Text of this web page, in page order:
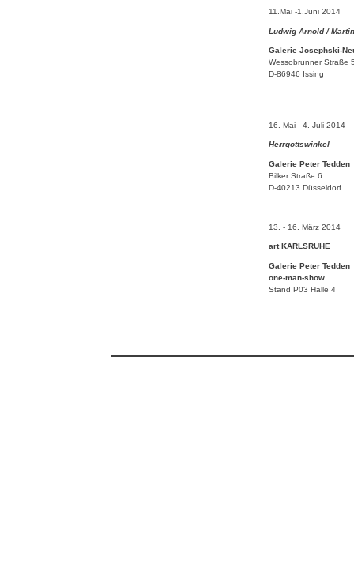
11.Mai -1.Juni 2014
Ludwig Arnold /
Galerie Josephski-
Wessobrunner Straße
D-86946 Issing
16. Mai - 4. Juli 2014
Herrgottswinkel
Galerie Peter Tedden
Bilker Straße 6
D-40213 Düsseldorf
13. - 16. März 2014
art KARLSRUHE
Galerie Peter Tedden
one-man-show
Stand P03 Halle 4